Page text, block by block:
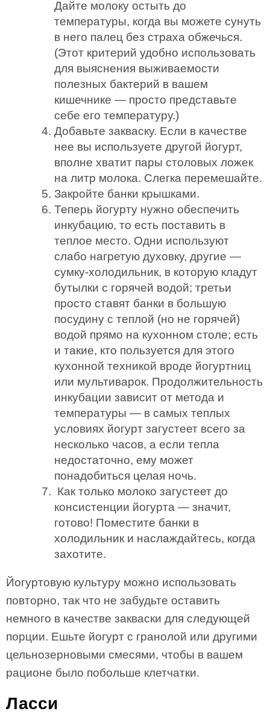
Дайте молоку остыть до
температуры, когда вы можете сунуть
в него палец без страха обжечься.
(Этот критерий удобно использовать
для выяснения выживаемости
полезных бактерий в вашем
кишечнике — просто представьте
себе его температуру.)
Добавьте закваску. Если в качестве
нее вы используете другой йогурт,
вполне хватит пары столовых ложек
на литр молока. Слегка перемешайте.
Закройте банки крышками.
Теперь йогурту нужно обеспечить
инкубацию, то есть поставить в
теплое место. Одни используют
слабо нагретую духовку, другие —
сумку-холодильник, в которую кладут
бутылки с горячей водой; третьи
просто ставят банки в большую
посудину с теплой (но не горячей)
водой прямо на кухонном столе; есть
и такие, кто пользуется для этого
кухонной техникой вроде йогуртниц
или мультиварок. Продолжительность
инкубации зависит от метода и
температуры — в самых теплых
условиях йогурт загустеет всего за
несколько часов, а если тепла
недостаточно, ему может
понадобиться целая ночь.
Как только молоко загустеет до
консистенции йогурта — значит,
готово! Поместите банки в
холодильник и наслаждайтесь, когда
захотите.
Йогуртовую культуру можно использовать
повторно, так что не забудьте оставить
немного в качестве закваски для следующей
порции. Ешьте йогурт с гранолой или другими
цельнозерновыми смесями, чтобы в вашем
рационе было побольше клетчатки.
Ласси